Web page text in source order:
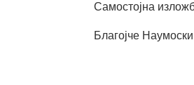
Самостојна
Благојче